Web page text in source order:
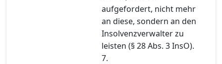
aufgefordert, nicht mehr
an diese, sondern an den
Insolvenzverwalter zu
leisten (§ 28 Abs. 3 InsO).
7.